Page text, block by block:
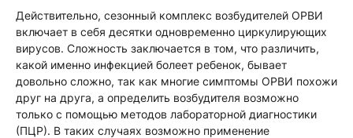
Действительно, сезонный комплекс возбудителей ОРВИ
включает в себя десятки одновременно циркулирующих
вирусов. Сложность заключается в том, что различить,
какой именно инфекцией болеет ребенок, бывает
довольно сложно, так как многие симптомы ОРВИ похожи
друг на друга, а определить возбудителя возможно
только с помощью методов лабораторной диагностики
(ПЦР). В таких случаях возможно применение